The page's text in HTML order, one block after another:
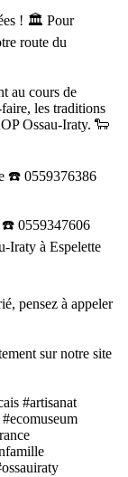
! 🏛 Pour
route du
au cours de
les traditions
Ossau-Iraty. 🐑
☎️ 0559376386
☎️ 0559347606
Iraty à Espelette
pensez à appeler
sur notre site
#artisanat